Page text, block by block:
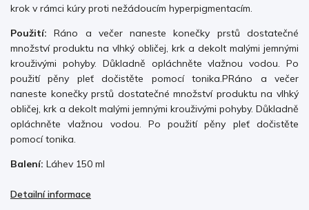
krok v rámci kúry proti nežádoucím hyperpigmentacím.
Použití:Ráno a večer naneste konečky prstů dostatečné
množství produktu na vlhký obličej, krk a dekolt malými jemnými
krouživými pohyby. Důkladně opláchněte vlažnou vodou. Po
použití pěny pleť dočistěte pomocí tonika.PRáno a večer
naneste konečky prstů dostatečné množství produktu na vlhký
obličej, krk a dekolt malými jemnými krouživými pohyby. Důkladně
opláchněte vlažnou vodou. Po použití pěny pleť dočistěte
pomocí tonika.
Balení: Láhev 150 ml
Detailní informace